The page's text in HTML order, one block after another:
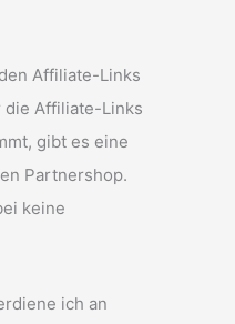
Affiliate-Links
die Affiliate-Links
gibt es eine
Partnershop.
keine
ich an